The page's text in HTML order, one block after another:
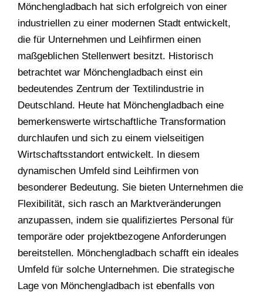
Mönchengladbach hat sich erfolgreich von einer
industriellen zu einer modernen Stadt entwickelt,
die für Unternehmen und Leihfirmen einen
maßgeblichen Stellenwert besitzt. Historisch
betrachtet war Mönchengladbach einst ein
bedeutendes Zentrum der Textilindustrie in
Deutschland. Heute hat Mönchengladbach eine
bemerkenswerte wirtschaftliche Transformation
durchlaufen und sich zu einem vielseitigen
Wirtschaftsstandort entwickelt. In diesem
dynamischen Umfeld sind Leihfirmen von
besonderer Bedeutung. Sie bieten Unternehmen die
Flexibilität, sich rasch an Marktveränderungen
anzupassen, indem sie qualifiziertes Personal für
temporäre oder projektbezogene Anforderungen
bereitstellen. Mönchengladbach schafft ein ideales
Umfeld für solche Unternehmen. Die strategische
Lage von Mönchengladbach ist ebenfalls von